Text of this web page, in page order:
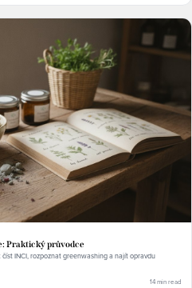
Praktický průvodce
INCI, rozpoznat greenwashing a najít opravdu
14 min read